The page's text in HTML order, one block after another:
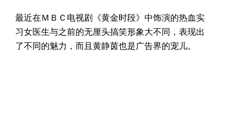
最近在ＭＢＣ电视剧《黄金时段》中饰演的热血实
习女医生与之前的无厘头搞笑形象大不同，表现出
了不同的魅力，而且黄静茵也是广告界的宠儿。